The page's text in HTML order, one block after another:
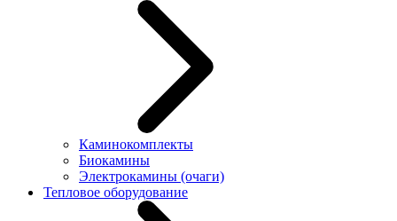
Каминокомплекты
Биокамины
Электрокамины (очаги)
Тепловое оборудование